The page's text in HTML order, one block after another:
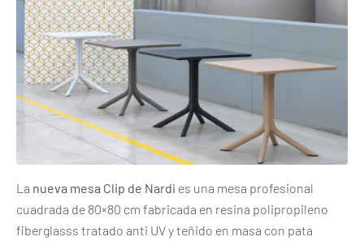
La nueva mesa Clip de Nardi es una mesa profesional
cuadrada de 80×80 cm fabricada en resina polipropileno
fiberglasss tratado anti UV y teñido en masa con pata